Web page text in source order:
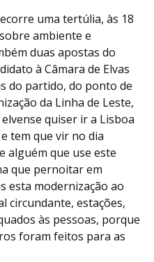
uma tertúlia, às 18
ambiente e
duas apostas do
à Câmara de Elvas
do partido, do ponto de
da Linha de Leste,
quiser ir a Lisboa
tem que vir no dia
alguém que use este
que pernoitar em
esta modernização ao
circundante, estações,
às pessoas, porque
foram feitos para as